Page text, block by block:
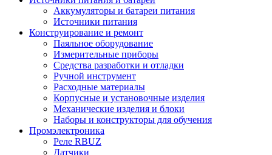
Аккумуляторы и батареи питания
Источники питания
Конструирование и ремонт
Паяльное оборудование
Измерительные приборы
Средства разработки и отладки
Ручной инструмент
Расходные материалы
Корпусные и установочные изделия
Механические изделия и блоки
Наборы и конструкторы для обучения
Промэлектроника
Реле RBUZ
Датчики